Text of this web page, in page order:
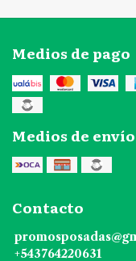
Medios de pago
Medios de envío
Contacto
+543764220631